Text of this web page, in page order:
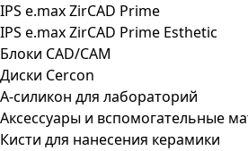
IPS e.max ZirCAD Prime
IPS e.max ZirCAD Prime Esthetic
Блоки CAD/CAM
Диски Cercon
А-силикон для лабораторий
Аксессуары и вспомогательные
Кисти для нанесения керамики